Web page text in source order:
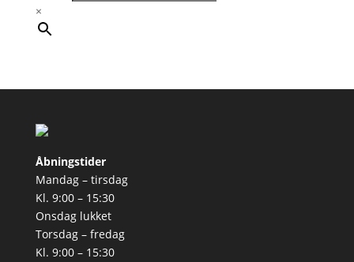
×
Åbningstider
Mandag – tirsdag
Kl. 9:00 – 15:30
Onsdag lukket
Torsdag – fredag
Kl. 9:00 – 15:30